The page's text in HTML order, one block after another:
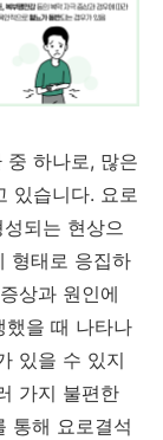
중 하나로, 많은
있습니다. 요로
되는 현상으
형태로 응집하
상과 원인에
했을 때 나타나
있을 수 있지
가지 불편한
통해 요로결석